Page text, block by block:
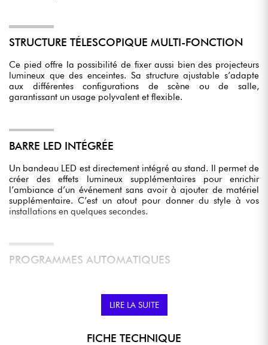
STRUCTURE TÉLESCOPIQUE MULTI-FONCTION
Ce pied offre la possibilité de fixer aussi bien des projecteurs
lumineux que des enceintes. Sa structure ajustable s’adapte
aux différentes configurations de scène ou de salle,
garantissant un usage polyvalent et flexible.
BARRE LED INTÉGRÉE
Un bandeau LED est directement intégré au stand. Il permet de
créer des effets lumineux supplémentaires pour enrichir
l’ambiance d’un événement sans avoir à ajouter de matériel
supplémentaire. C’est un atout pour donner du style à vos
installations en quelques secondes.
PROGRAMMES AUTOMATIQUES
automatiquement à la hauteur choisie. Vous n’avez pas besoin
de réglages complexes : l’installation gagne en simplicité et en
LIRE LA SUITE
FICHE TECHNIQUE